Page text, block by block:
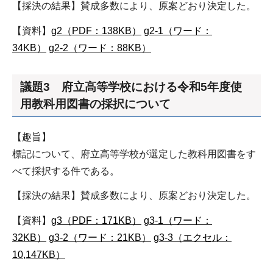
【採決の結果】賛成多数により、原案どおり決定した。
【資料】 g2（PDF：138KB）
g2-1（ワード：
34KB）
g2-2（ワード：88KB）
議題3 府立高等学校における令和5年度使
用教科用図書の採択について
【趣旨】
標記について、府立高等学校が選定した教科用図書をす
べて採択する件である。
【採決の結果】賛成多数により、原案どおり決定した。
【資料】 g3（PDF：171KB）
g3-1（ワード：
32KB）
g3-2（ワード：21KB）
g3-3（エクセル：
10,147KB）